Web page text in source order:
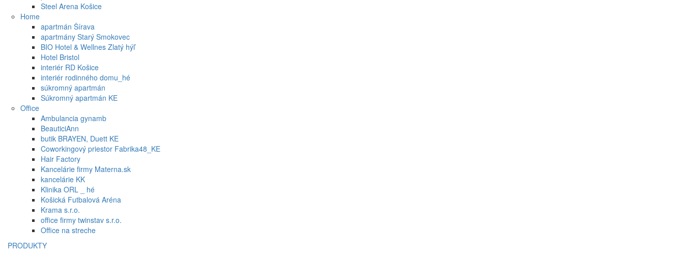
Steel Arena Košice
Home
apartmán Šírava
apartmány Starý Smokovec
BIO Hotel & Wellnes Zlatý hýľ
Hotel Bristol
interiér RD Košice
interiér rodinného domu_hé
súkromný apartmán
Súkromný apartmán KE
Office
Ambulancia gynamb
BeauticiAnn
butik BRAYEN, Duett KE
Coworkingový priestor Fabrika48_KE
Hair Factory
Kancelárie firmy Materna.sk
kancelárie KK
Klinika ORL _ hé
Košická Futbalová Aréna
Krama s.r.o.
office firmy twinstav s.r.o.
Office na streche
PRODUKTY